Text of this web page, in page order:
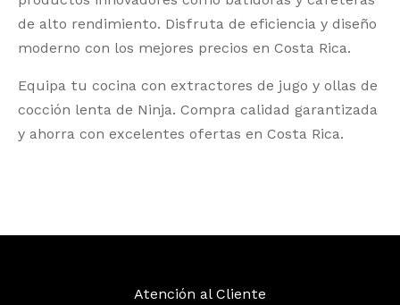
de alto rendimiento. Disfruta de eficiencia y diseño
moderno con los mejores precios en Costa Rica.
Equipa tu cocina con extractores de jugo y ollas de
cocción lenta de Ninja. Compra calidad garantizada
y ahorra con excelentes ofertas en Costa Rica.
Atención al Cliente